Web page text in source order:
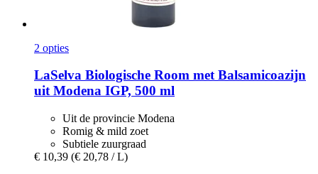
2 opties
LaSelva Biologische Room met Balsamicoazijn
uit Modena IGP, 500 ml
Uit de provincie Modena
Romig & mild zoet
Subtiele zuurgraad
€ 10,39 (€ 20,78 / L)